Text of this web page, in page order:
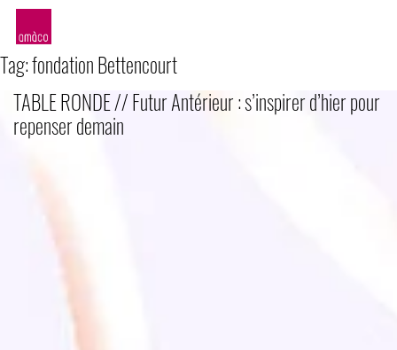
Tag:fondation Bettencourt
TABLE RONDE // Futur Antérieur : s’inspirer d’hier pour
repenser demain